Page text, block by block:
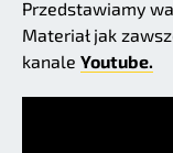
Przedstawiamy
Materiał jak
kanale Youtube.